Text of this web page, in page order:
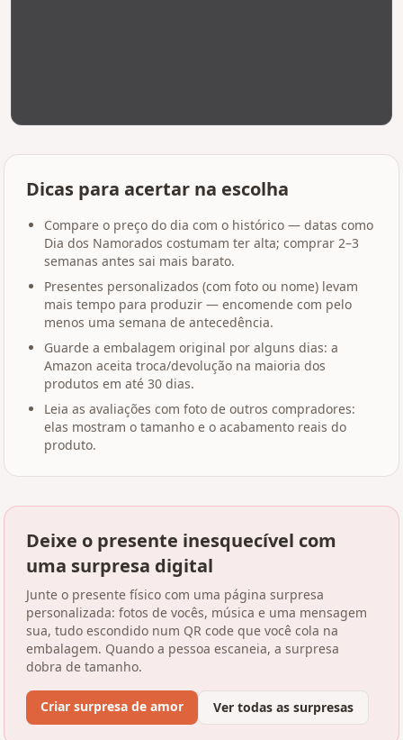
Dicas para acertar na escolha
Compare o preço do dia com o histórico — datas como
Dia dos Namorados costumam ter alta; comprar 2–3
semanas antes sai mais barato.
Presentes personalizados (com foto ou nome) levam
mais tempo para produzir — encomende com pelo
menos uma semana de antecedência.
Guarde a embalagem original por alguns dias: a
Amazon aceita troca/devolução na maioria dos
produtos em até 30 dias.
Leia as avaliações com foto de outros compradores:
elas mostram o tamanho e o acabamento reais do
produto.
Deixe o presente inesquecível com
uma surpresa digital
Junte o presente físico com uma página surpresa
personalizada: fotos de vocês, música e uma mensagem
sua, tudo escondido num QR code que você cola na
embalagem. Quando a pessoa escaneia, a surpresa
dobra de tamanho.
Criar surpresa de amor Ver todas as surpresas